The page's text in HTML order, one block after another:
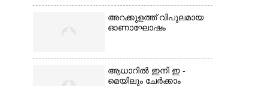
അറക്കുളത്ത് വിപുലമായ
ഓണാഘോഷം
ആധാറിൽ ഇനി ഇ -
മെയിലും ചേർക്കാം